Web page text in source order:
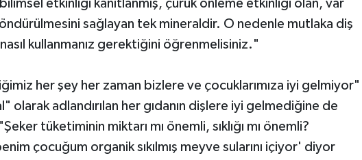
etkinliği kanıtlanmış, çürük önleme etkinliği olan, var
sağlayan tek mineraldir. O nedenle mutlaka diş
kullanmanız gerektiğini öğrenmelisiniz."
her şey her zaman bizlere ve çocuklarımıza iyi gelmiyor"
adlandırılan her gıdanın dişlere iyi gelmediğine de
tüketiminin miktarı mı önemli, sıklığı mı önemli?
çocuğum organik sıkılmış meyve sularını içiyor' diyor